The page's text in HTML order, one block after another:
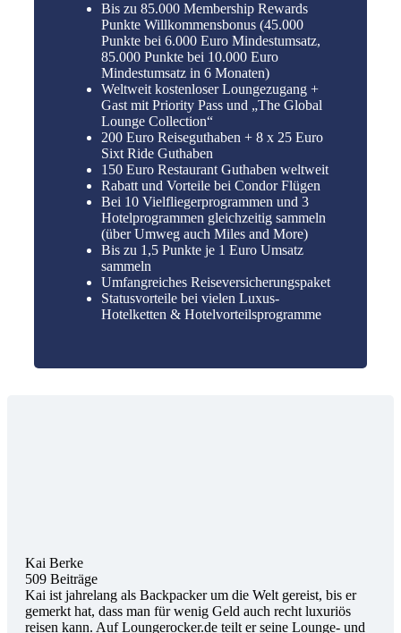
Bis zu 85.000 Membership Rewards
Punkte Willkommensbonus (45.000
Punkte bei 6.000 Euro Mindestumsatz,
85.000 Punkte bei 10.000 Euro
Mindestumsatz in 6 Monaten)
Weltweit kostenloser Loungezugang +
Gast mit Priority Pass und „The Global
Lounge Collection“
200 Euro Reiseguthaben + 8 x 25 Euro
Sixt Ride Guthaben
150 Euro Restaurant Guthaben weltweit
Rabatt und Vorteile bei Condor Flügen
Bei 10 Vielfliegerprogrammen und 3
Hotelprogrammen gleichzeitig sammeln
(über Umweg auch Miles and More)
Bis zu 1,5 Punkte je 1 Euro Umsatz
sammeln
Umfangreiches Reiseversicherungspaket
Statusvorteile bei vielen Luxus-
Hotelketten & Hotelvorteilsprogramme
Kai Berke
509 Beiträge
Kai ist jahrelang als Backpacker um die Welt gereist, bis er
gemerkt hat, dass man für wenig Geld auch recht luxuriös
reisen kann. Auf Loungerocker.de teilt er seine Lounge- und